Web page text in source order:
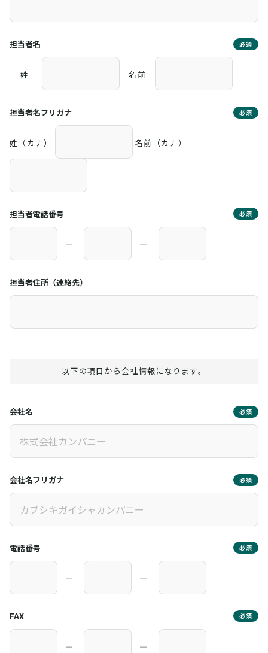
担当者名 必須
姓 名前
担当者名フリガナ 必須
姓（カナ） 名前（カナ）
担当者電話番号 必須
― ―
担当者住所（連絡先）
以下の項目から会社情報になります。
会社名 必須
会社名フリガナ 必須
電話番号 必須
― ―
FAX 必須
― ―